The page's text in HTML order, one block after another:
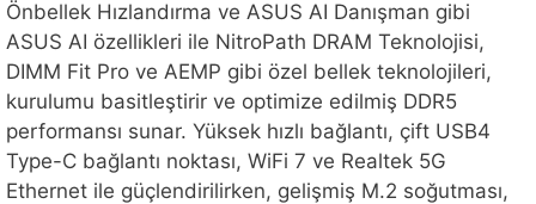
Önbellek Hızlandırma ve ASUS AI Danışman gibi
ASUS AI özellikleri ile NitroPath DRAM Teknolojisi,
DIMM Fit Pro ve AEMP gibi özel bellek teknolojileri,
kurulumu basitleştirir ve optimize edilmiş DDR5
performansı sunar. Yüksek hızlı bağlantı, çift USB4
Type-C bağlantı noktası, WiFi 7 ve Realtek 5G
Ethernet ile güçlendirilirken, gelişmiş M.2 soğutması,